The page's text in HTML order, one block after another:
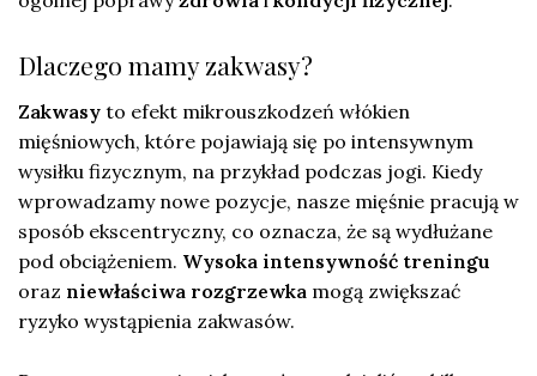
Dlaczego mamy zakwasy?
Zakwasy to efekt mikrouszkodzeń włókien
mięśniowych, które pojawiają się po intensywnym
wysiłku fizycznym, na przykład podczas jogi. Kiedy
wprowadzamy nowe pozycje, nasze mięśnie pracują w
sposób ekscentryczny, co oznacza, że są wydłużane
pod obciążeniem. Wysoka intensywność treningu
oraz niewłaściwa rozgrzewka mogą zwiększać
ryzyko wystąpienia zakwasów.